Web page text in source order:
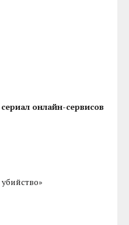
онлайн-сервисов